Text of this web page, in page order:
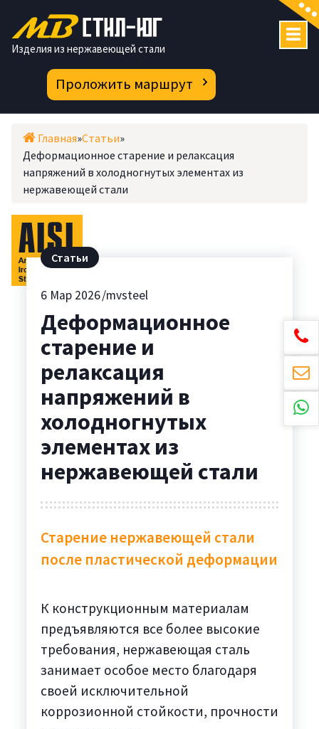
содержимому
Изделия из нержавеющей стали
Проложить маршрут
Главная»Статьи»
Деформационное старение и релаксация
напряжений в холодногнутых элементах из
нержавеющей стали
Статьи
6Мар 2026 mvsteel
Деформационное
старение и
релаксация
напряжений в
холодногнутых
элементах из
нержавеющей стали
Старение нержавеющей стали
после пластической деформации
К конструкционным материалам
предъявляются все более высокие
требования, нержавеющая сталь
занимает особое место благодаря
своей исключительной
коррозионной стойкости, прочности